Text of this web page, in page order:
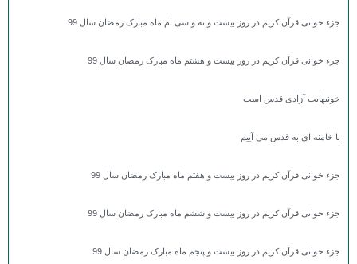
جزء خوانی قرآن کریم در روز بیست و نه و سی ام ماه مبارک رمضان سال 99
جزء خوانی قرآن کریم در روز بیست و هشتم ماه مبارک رمضان سال 99
خونبهایت آزادی قدس است
با خامنه ای به قدس می آییم
جزء خوانی قرآن کریم در روز بیست و هفتم ماه مبارک رمضان سال 99
جزء خوانی قرآن کریم در روز بیست و ششم ماه مبارک رمضان سال 99
جزء خوانی قرآن کریم در روز بیست و پنجم ماه مبارک رمضان سال 99